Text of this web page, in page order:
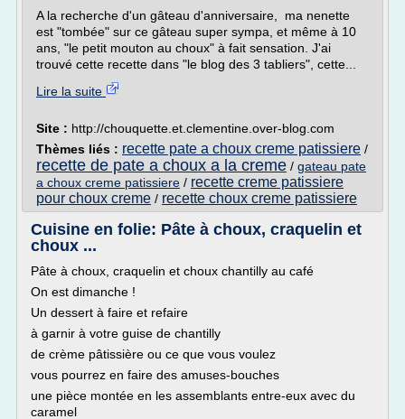
A la recherche d'un gâteau d'anniversaire, ma nenette
est "tombée" sur ce gâteau super sympa, et même à 10
ans, "le petit mouton au choux" à fait sensation. J'ai
trouvé cette recette dans "le blog des 3 tabliers", cette...
Lire la suite
Site : http://chouquette.et.clementine.over-blog.com
Thèmes liés : recette pate a choux creme patissiere /
recette de pate a choux a la creme / gateau pate
a choux creme patissiere / recette creme patissiere
pour choux creme / recette choux creme patissiere
Cuisine en folie: Pâte à choux, craquelin et
choux ...
Pâte à choux, craquelin et choux chantilly au café
On est dimanche !
Un dessert à faire et refaire
à garnir à votre guise de chantilly
de crème pâtissière ou ce que vous voulez
vous pourrez en faire des amuses-bouches
une pièce montée en les assemblants entre-eux avec du
caramel